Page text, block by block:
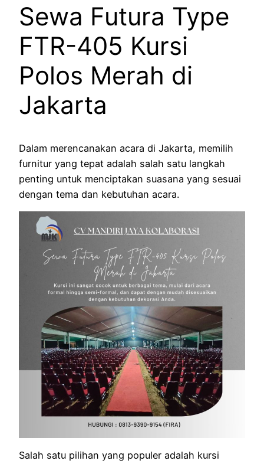
Sewa Futura Type
FTR-405 Kursi
Polos Merah di
Jakarta
Dalam merencanakan acara di Jakarta, memilih
furnitur yang tepat adalah salah satu langkah
penting untuk menciptakan suasana yang sesuai
dengan tema dan kebutuhan acara.
Salah satu pilihan yang populer adalah kursi